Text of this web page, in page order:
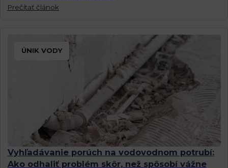
Prečítať článok
ÚNIK VODY
Vyhľadávanie porúch na vodovodnom potrubí:
Ako odhaliť problém skôr, než spôsobí vážne